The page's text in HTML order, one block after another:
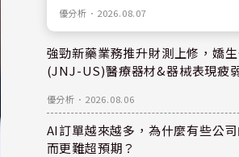
優分析 ． 2026.08.07
強勁新藥業務推升財測上修，嬌生
(JNJ-US)醫療器材&器械表現疲
優分析 ． 2026.08.06
AI訂單越來越多，為什麼有些公
而更難超預期？